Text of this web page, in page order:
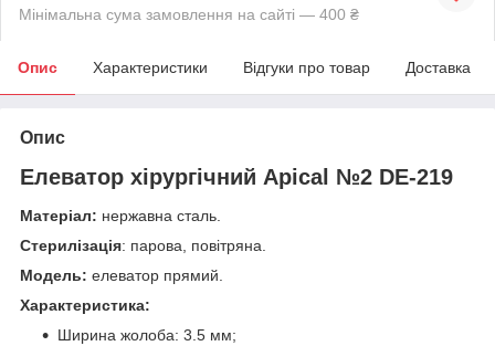
Мінімальна сума замовлення на сайті — 400 ₴
Опис Характеристики Відгуки про товар Доставка
Опис
Елеватор хірургічний Apical №2 DE-219
Матеріал: нержавна сталь.
Стерилізація: парова, повітряна.
Модель: елеватор прямий.
Характеристика:
Ширина жолоба: 3.5 мм;